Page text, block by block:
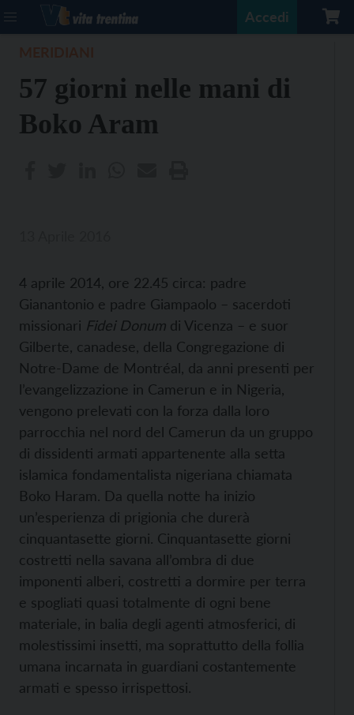
Accedi
57 giorni nelle mani di
Boko Aram
4 aprile 2014, ore 22.45 circa: padre
Gianantonio e padre Giampaolo – sacerdoti
missionari Fidei Donum di Vicenza – e suor
Gilberte, canadese, della Congregazione di
Notre-Dame de Montréal, da anni presenti per
l’evangelizzazione in Camerun e in Nigeria,
vengono prelevati con la forza dalla loro
parrocchia nel nord del Camerun da un gruppo
di dissidenti armati appartenente alla setta
islamica fondamentalista nigeriana chiamata
Boko Haram. Da quella notte ha inizio
un’esperienza di prigionia che durerà
cinquantasette giorni. Cinquantasette giorni
costretti nella savana all’ombra di due
imponenti alberi, costretti a dormire per terra
e spogliati quasi totalmente di ogni bene
materiale, in balia degli agenti atmosferici, di
molestissimi insetti, ma soprattutto della follia
umana incarnata in guardiani costantemente
armati e spesso irrispettosi.